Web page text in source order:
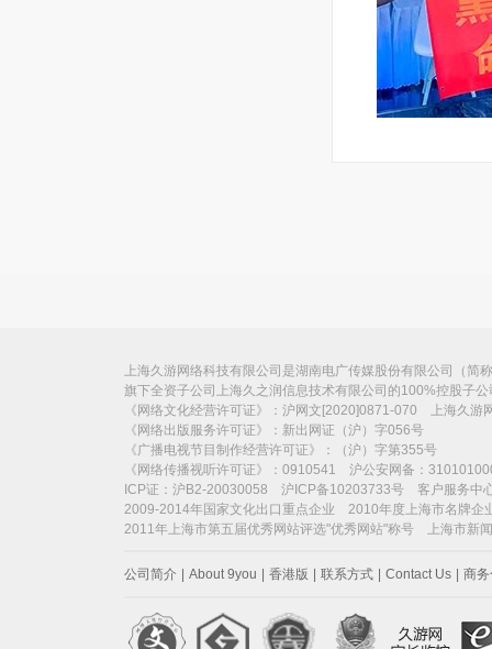
上海久游网络科技有限公司是湖南电广传媒股份有限公司（简
旗下全资子公司上海久之润信息技术有限公司的100%控股子
《网络文化经营许可证》：沪网文[2020]0871-070 上海久游
《网络出版服务许可证》：新出网证（沪）字056号
《广播电视节目制作经营许可证》：（沪）字第355号
《网络传播视听许可证》：0910541 沪公安网备：
ICP证：沪B2-20030058 沪ICP备10203733号 客户服务中
2009-2014年国家文化出口重点企业 2010年度上海市名牌企
2011年上海市第五届优秀网站评选"优秀网站"称号 上海市新
公司简介 About 9you 香港版 联系方式 Contact Us 商